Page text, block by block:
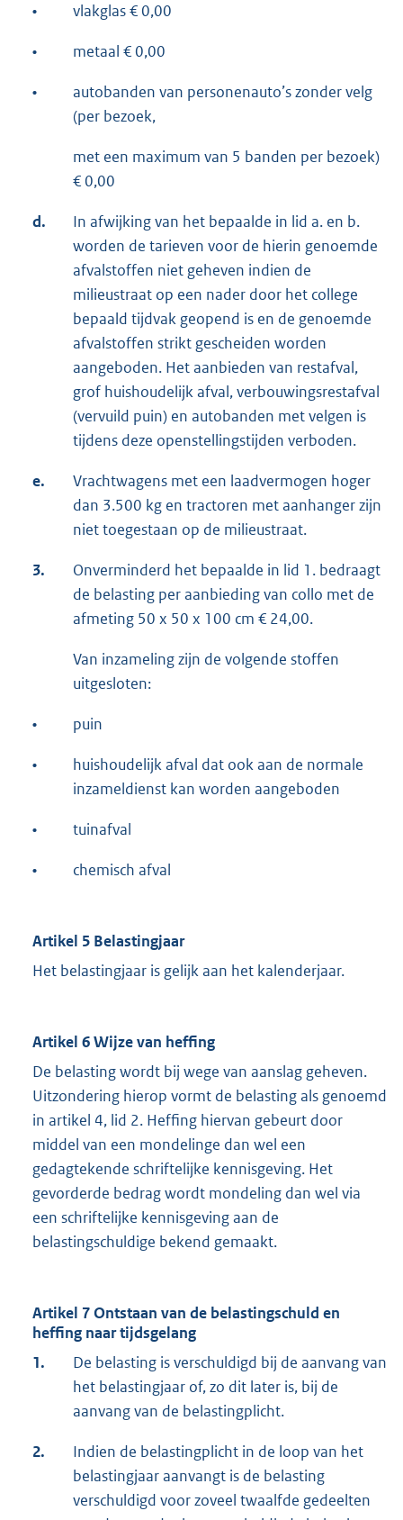
• vlakglas € 0,00
• metaal € 0,00
•
autobanden van personenauto’s zonder velg
(per bezoek,
met een maximum van 5 banden per bezoek)
€ 0,00
d.
In afwijking van het bepaalde in lid a. en b.
worden de tarieven voor de hierin genoemde
afvalstoffen niet geheven indien de
milieustraat op een nader door het college
bepaald tijdvak geopend is en de genoemde
afvalstoffen strikt gescheiden worden
aangeboden. Het aanbieden van restafval,
grof huishoudelijk afval, verbouwingsrestafval
(vervuild puin) en autobanden met velgen is
tijdens deze openstellingstijden verboden.
e.
Vrachtwagens met een laadvermogen hoger
dan 3.500 kg en tractoren met aanhanger zijn
niet toegestaan op de milieustraat.
3.
Onverminderd het bepaalde in lid 1. bedraagt
de belasting per aanbieding van collo met de
afmeting 50 x 50 x 100 cm € 24,00.
Van inzameling zijn de volgende stoffen
uitgesloten:
• puin
•
huishoudelijk afval dat ook aan de normale
inzameldienst kan worden aangeboden
• tuinafval
• chemisch afval
Artikel 5 Belastingjaar
Het belastingjaar is gelijk aan het kalenderjaar.
Artikel 6 Wijze van heffing
De belasting wordt bij wege van aanslag geheven.
Uitzondering hierop vormt de belasting als genoemd
in artikel 4, lid 2. Heffing hiervan gebeurt door
middel van een mondelinge dan wel een
gedagtekende schriftelijke kennisgeving. Het
gevorderde bedrag wordt mondeling dan wel via
een schriftelijke kennisgeving aan de
belastingschuldige bekend gemaakt.
Artikel 7 Ontstaan van de belastingschuld en
heffing naar tijdsgelang
1.
De belasting is verschuldigd bij de aanvang van
het belastingjaar of, zo dit later is, bij de
aanvang van de belastingplicht.
2.
Indien de belastingplicht in de loop van het
belastingjaar aanvangt is de belasting
verschuldigd voor zoveel twaalfde gedeelten